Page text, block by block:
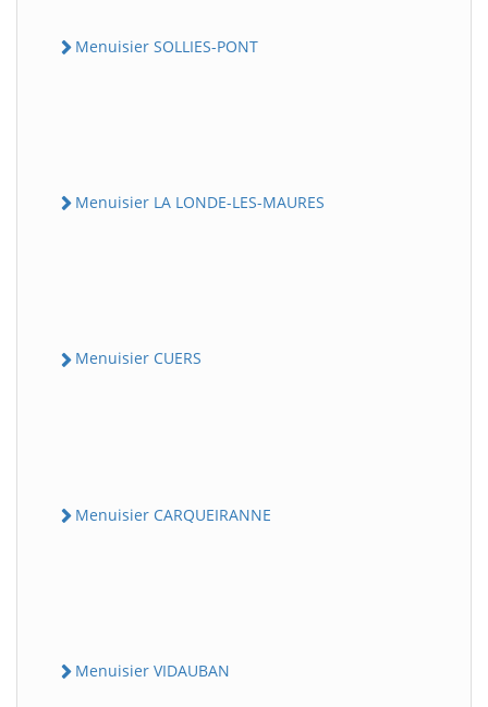
Menuisier SOLLIES-PONT
Menuisier LA LONDE-LES-MAURES
Menuisier CUERS
Menuisier CARQUEIRANNE
Menuisier VIDAUBAN